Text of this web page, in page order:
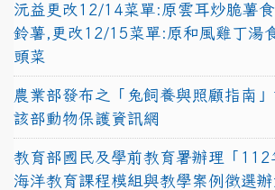
沅益更改12/14菜單:原雲耳炒脆薯
鈴薯,更改12/15菜單:原和風雞丁湯
頭菜
農業部發布之「兔飼養與照顧指南
該部動物保護資訊網
教育部國民及學前教育署辦理「112
海洋教育課程模組與教學案例徵選